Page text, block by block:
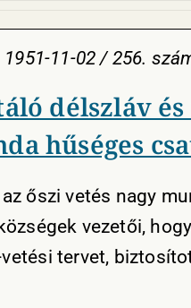
1951-11-02 / 256.
délszláv
hűséges
őszi vetés nagy
vezetői, hogy
tervet,